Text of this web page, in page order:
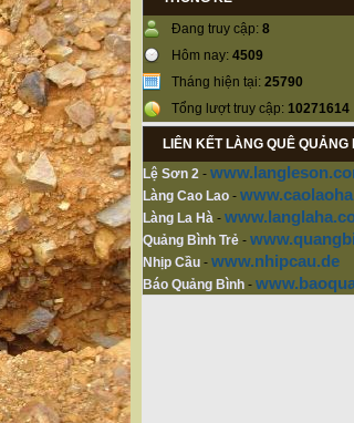
Đang truy cập: 8
Hôm nay: 4509
Tháng hiện tại: 25790
Tổng lượt truy cập: 10271614
LIÊN KẾT LÀNG QUÊ QUẢNG
Lệ Sơn 2 -
Làng Cao Lao -
Làng La Hà -
Quảng Bình Trẻ -
Nhịp Cầu - www.nhipcau.de
Báo Quảng Bình -